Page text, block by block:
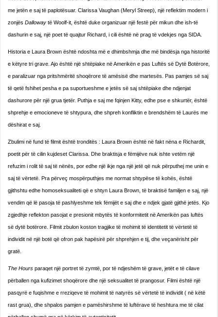
me jetën e saj të paplotësuar. Clarissa Vaughan (Meryl Streep), një reflektim modern i
zonjës Dalloway të Woolf-it, është duke organizuar një festë për mikun dhe ish-të
dashurin e saj, një poet të quajtur Richard, i cili është në prag të vdekjes nga SIDA.
Historia e Laura Brown është ndoshta më e dhimbshmja dhe më bindësja nga historitë
e këtyre tri grave. Ajo është një shtëpiake në Amerikën e pas Luftës së Dytë Botërore,
e paralizuar nga pritshmëritë shoqërore të amësisë dhe martesës. Pas pamjes së saj
të qetë fshihet pesha e pa suportueshme e jetës së saj shtëpiake dhe ndjenjat
dashurore për një grua tjetër. Puthja e saj me fqinjen Kitty, edhe pse e shkurtër, është
shprehje e emocioneve të shtypura, dhe shpreh konfliktin e brendshëm të Laurës me
dëshirat e saj.
Zbulimi në fund të filmit është tronditës : Laura Brown është në fakt nëna e Richardit,
poetit për të cilin kujdeset Clarissa. Dhe braktisja e fëmijëve nuk ishte vetëm një
refuzim i rolit të saj të nënës, por edhe një ikje nga një jetë që nuk përputhej me unin e
saj të vërtetë. Pra përveç mospërputhjes me normat shtypëse të kohës, është
gjithshtu edhe homoseksualiteti që e shtyn Laura Brown, të braktisë familjen e saj, një
vendim që lë pasoja të pashlyeshme tek fëmijët e saj dhe e ndjek gjatë gjithë jetës. Kjo
zgjedhje reflekton pasojat e presionit mbytës të konformitetit në Amerikën pas luftës
së dytë botërore. Filmit zbulon koston tragjike të mohimit të identitetit të vërtetë të
individit në një botë që ofron pak hapësirë për shprehjen e tij, dhe veçanërisht për
gratë.
The Hours paraqet një portret të zymtë, por të ndjeshëm të grave, jetët e të cilave
përballen nga kufizimet shoqërore dhe një seksualitet të prangosur. Filmi është një
pasqyrë e fuqishme e rreziqeve të mohimit të natyrës së vërtetë të individit ( në këtë
rast grua), dhe shpalos pamjen e pamëshirshme të luftërave të heshtura me të cilat